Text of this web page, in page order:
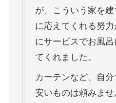
が、こういう家を
に応えてくれる努
にサービスでお風
てくれました。
カーテンなど、自
安いものは頼みま